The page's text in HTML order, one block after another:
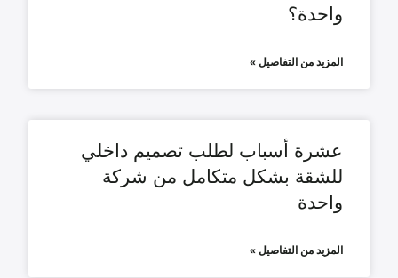
واحدة؟
المزيد من التفاصيل »
عشرة أسباب لطلب تصميم داخلي
للشقة بشكل متكامل من شركة
واحدة
المزيد من التفاصيل »